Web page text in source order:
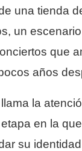
una tienda
un
que
años
la
en la
su